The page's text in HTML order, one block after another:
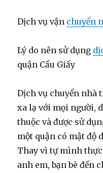
Dịch vụ vận chuyển
Lý do nên sử dụng
quận Cầu Giấy
Dịch vụ chuyển nhà
xa lạ với mọi người,
thuộc và được sử
một quận có mật độ
Thay vì tự mình
anh em, bạn bè đến